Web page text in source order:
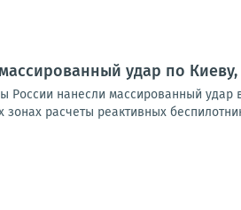
удар по
России нанесли массированный
расчеты реактивных